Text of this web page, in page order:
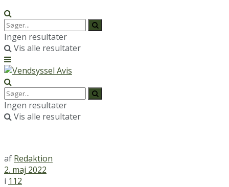
Ingen resultater
Vis alle resultater
Ingen resultater
Vis alle resultater
af Redaktion
2. maj 2022
i 112